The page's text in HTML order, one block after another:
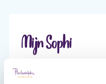
Mijn Sophi
Mijn Sophi is je
omgeving van